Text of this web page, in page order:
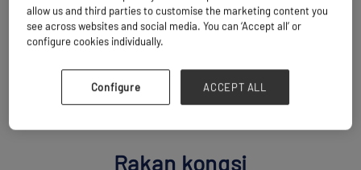
KEMBALI KEPADA SEMUA RAKAN NIAGA
Rakan kongsi
allow us and third parties to customise the marketing content you
see across websites and social media. You can ‘Accept all’ or
configure cookies individually.
Configure ACCEPT ALL